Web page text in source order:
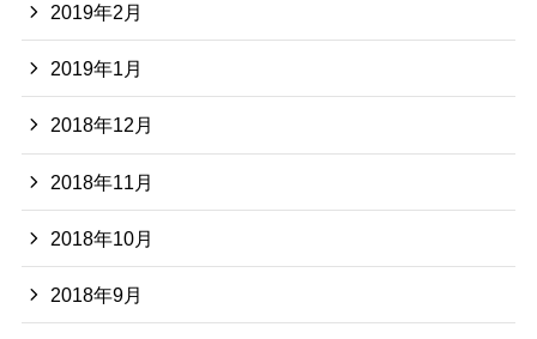
2019年2月
2019年1月
2018年12月
2018年11月
2018年10月
2018年9月